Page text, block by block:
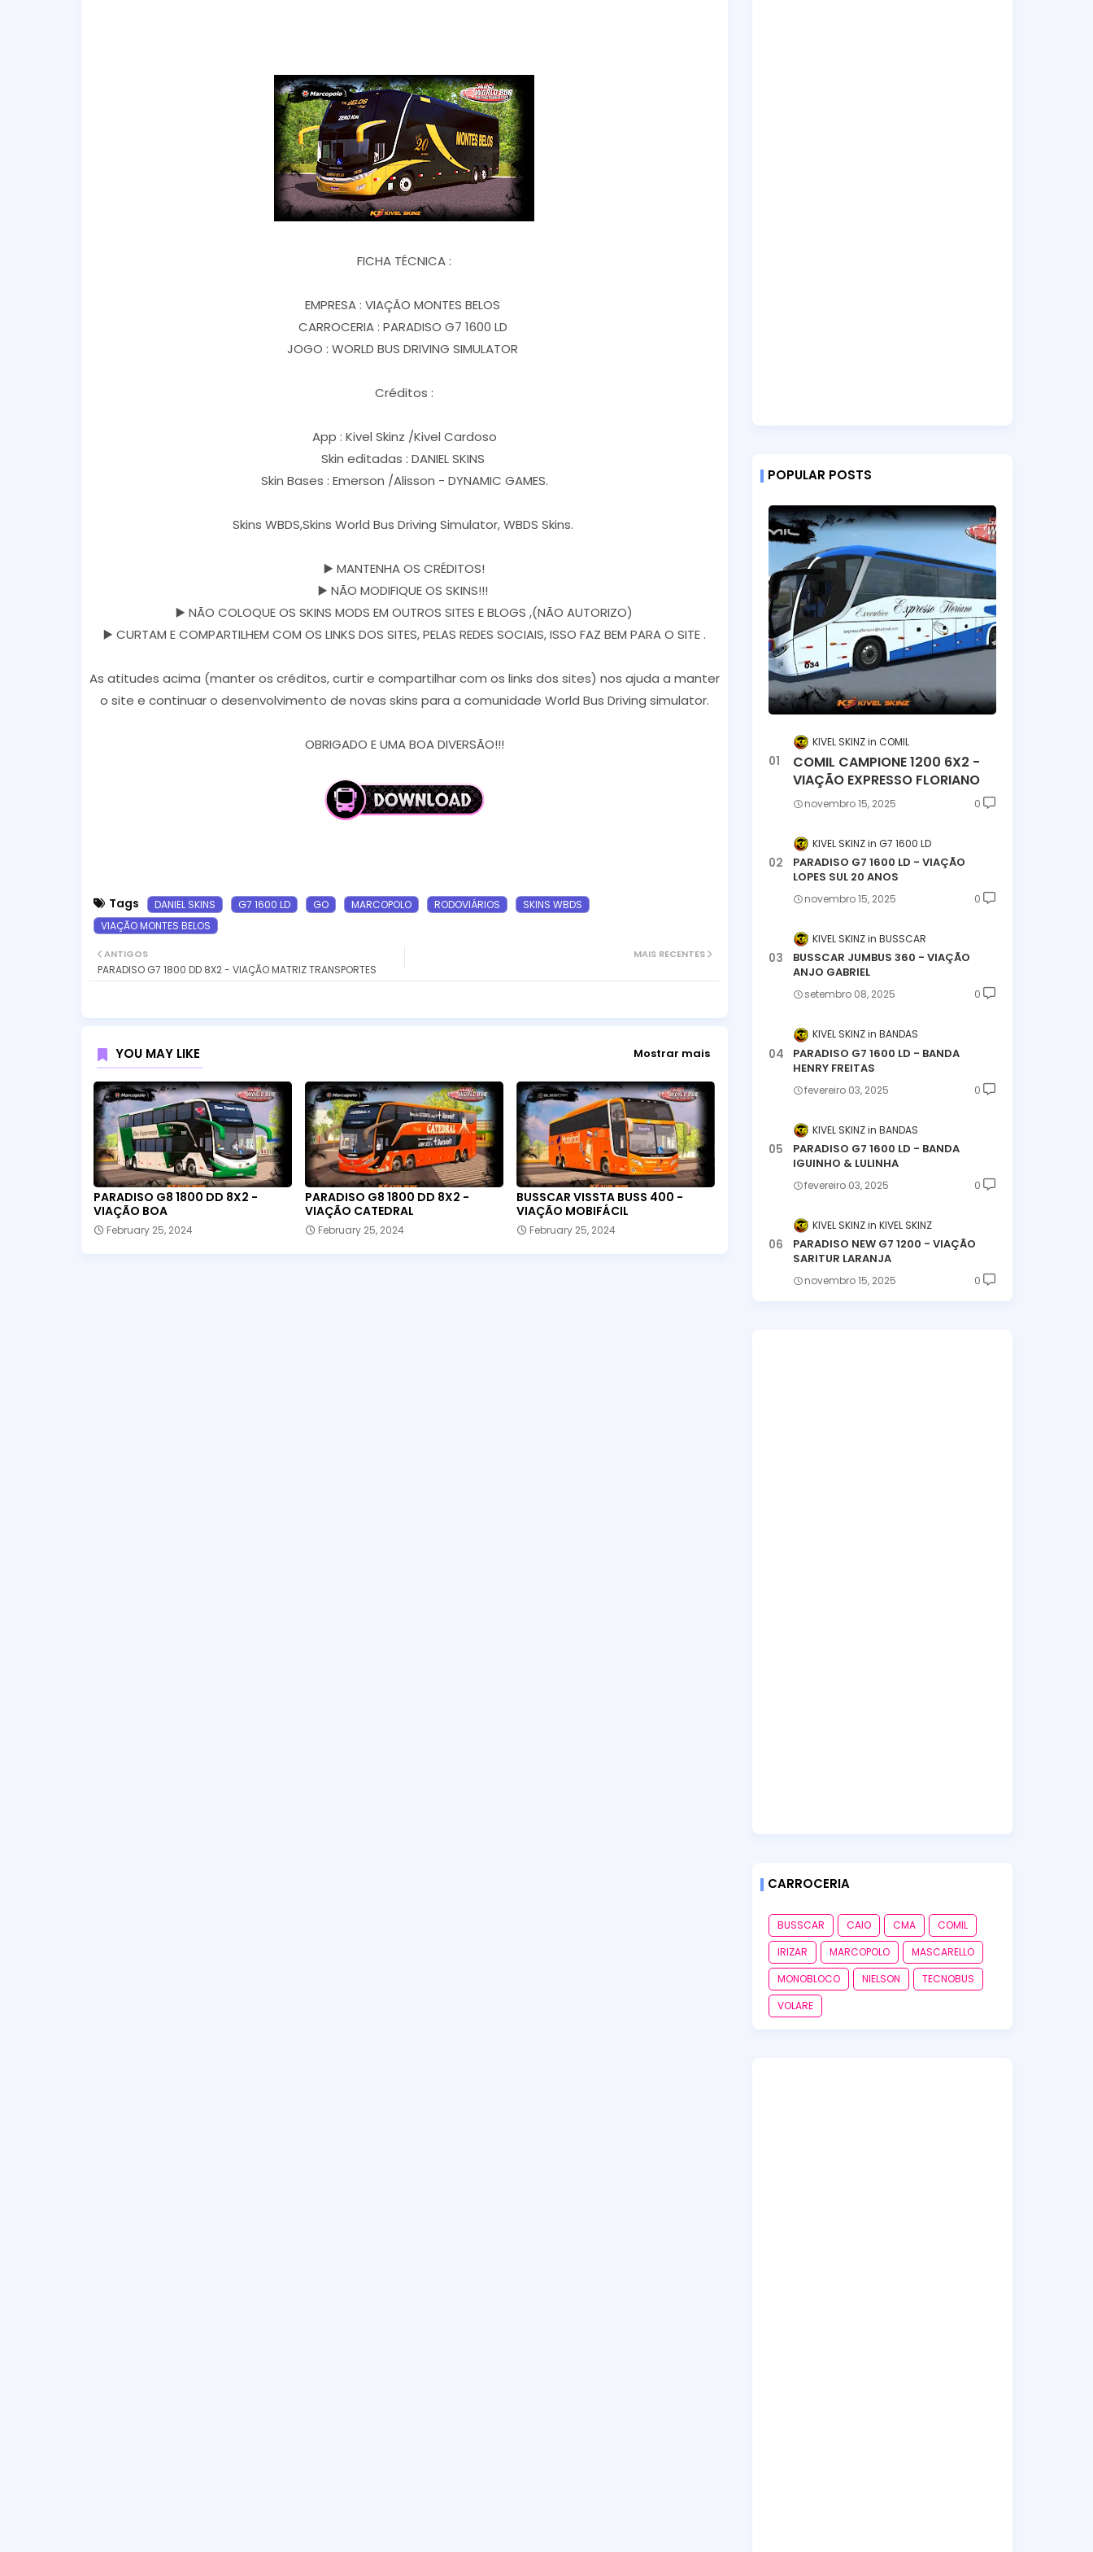
FICHA TÉCNICA :
EMPRESA : VIAÇÃO MONTES BELOS
CARROCERIA : PARADISO G7 1600 LD
JOGO : WORLD BUS DRIVING SIMULATOR
Créditos :
App : Kivel Skinz /Kivel Cardoso
Skin editadas : DANIEL SKINS
Skin Bases : Emerson /Alisson - DYNAMIC GAMES.
Skins WBDS,Skins World Bus Driving Simulator, WBDS Skins.
▶️ MANTENHA OS CRÉDITOS!
▶️ NÃO MODIFIQUE OS SKINS!!!
▶️ NÃO COLOQUE OS SKINS MODS EM OUTROS SITES E BLOGS ,(NÃO AUTORIZO)
▶️ CURTAM E COMPARTILHEM COM OS LINKS DOS SITES, PELAS REDES SOCIAIS, ISSO FAZ BEM PARA O SITE .
As atitudes acima (manter os créditos, curtir e compartilhar com os links dos sites) nos ajuda a manter
o site e continuar o desenvolvimento de novas skins para a comunidade World Bus Driving simulator.
OBRIGADO E UMA BOA DIVERSÃO!!!
Tags DANIEL SKINS G7 1600 LD GO MARCOPOLO RODOVIÁRIOS
SKINS WBDS
VIAÇÃO MONTES BELOS
MAIS RECENTES
ANTIGOS
PARADISO G7 1800 DD 8X2 - VIAÇÃO MATRIZ TRANSPORTES
YOU MAY LIKE Mostrar mais
PARADISO G8 1800 DD 8X2 -
VIAÇÃO BOA
February 25, 2024
PARADISO G8 1800 DD 8X2 -
VIAÇÃO CATEDRAL
February 25, 2024
BUSSCAR VISSTA BUSS 400 -
VIAÇÃO MOBIFÁCIL
February 25, 2024
POPULAR POSTS
KIVEL SKINZ COMIL
COMIL CAMPIONE 1200 6X2 -
VIAÇÃO EXPRESSO FLORIANO
novembro 15, 2025 0
KIVEL SKINZ G7 1600 LD
PARADISO G7 1600 LD - VIAÇÃO
LOPES SUL 20 ANOS
novembro 15, 2025 0
KIVEL SKINZ BUSSCAR
BUSSCAR JUMBUS 360 - VIAÇÃO
ANJO GABRIEL
setembro 08, 2025 0
KIVEL SKINZ BANDAS
PARADISO G7 1600 LD - BANDA
HENRY FREITAS
fevereiro 03, 2025 0
KIVEL SKINZ BANDAS
PARADISO G7 1600 LD - BANDA
IGUINHO & LULINHA
fevereiro 03, 2025 0
KIVEL SKINZ KIVEL SKINZ
PARADISO NEW G7 1200 - VIAÇÃO
SARITUR LARANJA
novembro 15, 2025 0
CARROCERIA
BUSSCAR CAIO CMA
COMIL
IRIZAR
MARCOPOLO
MASCARELLO
MONOBLOCO
NIELSON
TECNOBUS
VOLARE